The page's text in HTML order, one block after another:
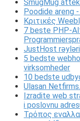
SmugMug
Poodide areng
Κριτικές
7 beste PHP-
JustHost rəyləri
5 bedste
virksomheder
10 bedste
Ulasan
Izradite web
i poslovnu
Τρόπος